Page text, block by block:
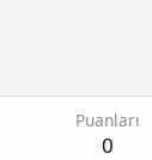
Puanları
0